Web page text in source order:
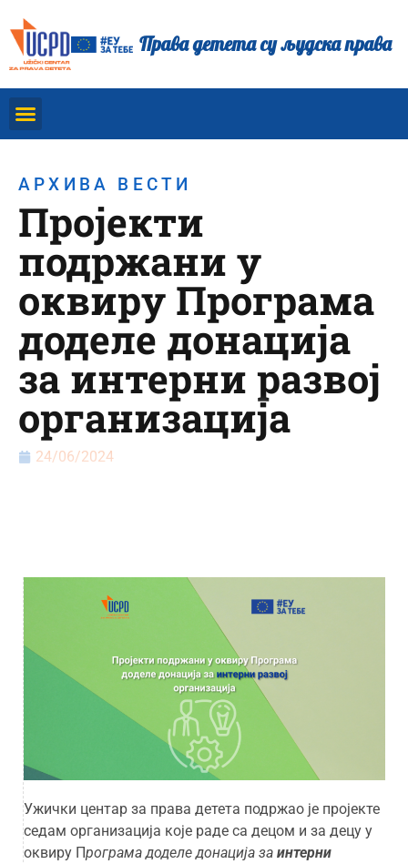
Права детета су људска права
АРХИВА ВЕСТИ
Пројекти
подржани у
оквиру Програма
доделе донација
за интерни развој
организација
24/06/2024
Ужички центар за права детета подржао је пројекте
седам организација које раде са децом и за децу у
оквиру Програма доделе донација за интерни